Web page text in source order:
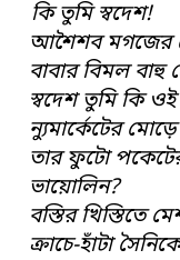
কি তুমি স্বদেশ!
আশৈশব মগজের
বাবার বিমল বাহু
স্বদেশ তুমি কি
ন্যুমার্কেটের
তার ফুটো পকেটের
ভায়োলিন?
বস্তির খিস্তিতে
ক্রাচে-হাঁটা